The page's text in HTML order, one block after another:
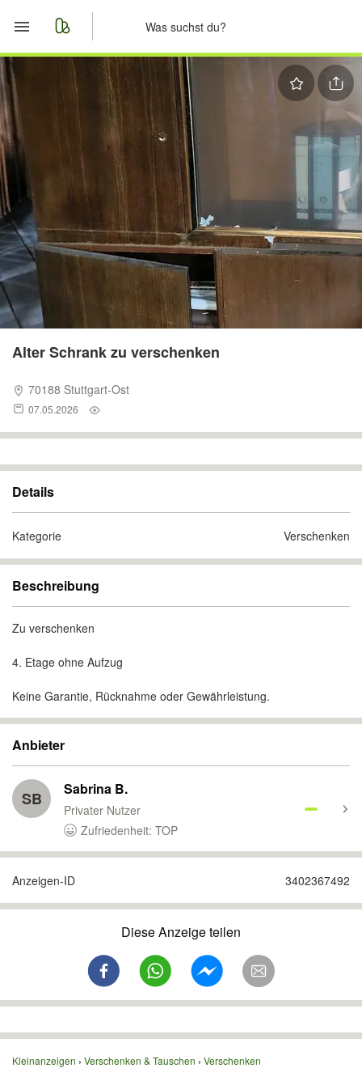
Start
Merkliste
Nachrichten
Anzeige aufgeben
Alter Schrank zu verschenken
70188 Stuttgart-Ost
07.05.2026
Details
Kategorie Verschenken
Beschreibung
Zu verschenken
4. Etage ohne Aufzug
Keine Garantie, Rücknahme oder Gewährleistung.
Anbieter
SB Sabrina B.
Privater Nutzer
Zufriedenheit: TOP
Anzeigen-ID 3402367492
Diese Anzeige teilen
Kleinanzeigen Verschenken & Tauschen Verschenken